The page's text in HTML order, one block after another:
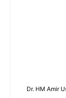
Dr. HM Amir